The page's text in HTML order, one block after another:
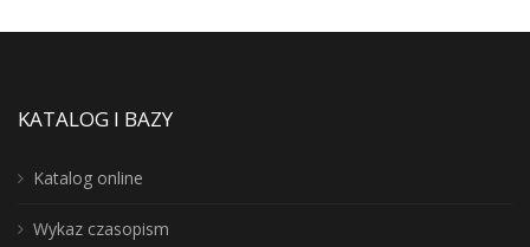
KATALOG I BAZY
Katalog online
Wykaz czasopism